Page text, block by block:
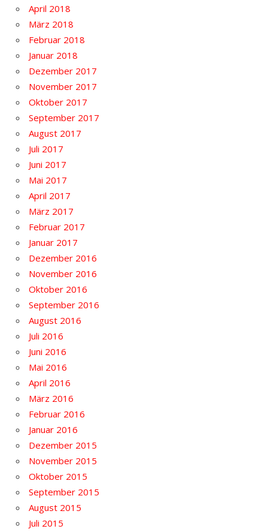
April 2018
März 2018
Februar 2018
Januar 2018
Dezember 2017
November 2017
Oktober 2017
September 2017
August 2017
Juli 2017
Juni 2017
Mai 2017
April 2017
März 2017
Februar 2017
Januar 2017
Dezember 2016
November 2016
Oktober 2016
September 2016
August 2016
Juli 2016
Juni 2016
Mai 2016
April 2016
März 2016
Februar 2016
Januar 2016
Dezember 2015
November 2015
Oktober 2015
September 2015
August 2015
Juli 2015